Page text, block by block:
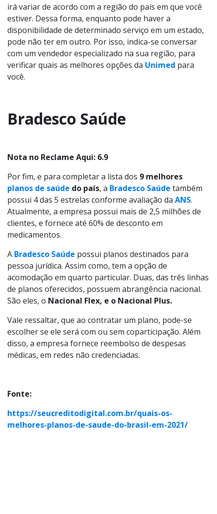
irá variar de acordo com a região do país em que você
estiver. Dessa forma, enquanto pode haver a
disponibilidade de determinado serviço em um estado,
pode não ter em outro. Por isso, indica-se conversar
com um vendedor especializado na sua região, para
verificar quais as melhores opções da Unimed para
você.
Bradesco Saúde
Nota no Reclame Aqui: 6.9
Por fim, e para completar a lista dos 9 melhores
planos de saúde do país, a Bradesco Saúde também
possui 4 das 5 estrelas conforme avaliação da ANS.
Atualmente, a empresa possui mais de 2,5 milhões de
clientes, e fornece até 60% de desconto em
medicamentos.
A Bradesco Saúde possui planos destinados para
pessoa jurídica. Assim como, tem a opção de
acomodação em quarto particular. Duas, das três linhas
de planos oferecidos, possuem abrangência nacional.
São eles, o Nacional Flex, e o Nacional Plus.
Vale ressaltar, que ao contratar um plano, pode-se
escolher se ele será com ou sem coparticipação. Além
disso, a empresa fornece reembolso de despesas
médicas, em redes não credenciadas.
Fonte:
https://seucreditodigital.com.br/quais-os-
melhores-planos-de-saude-do-brasil-em-2021/